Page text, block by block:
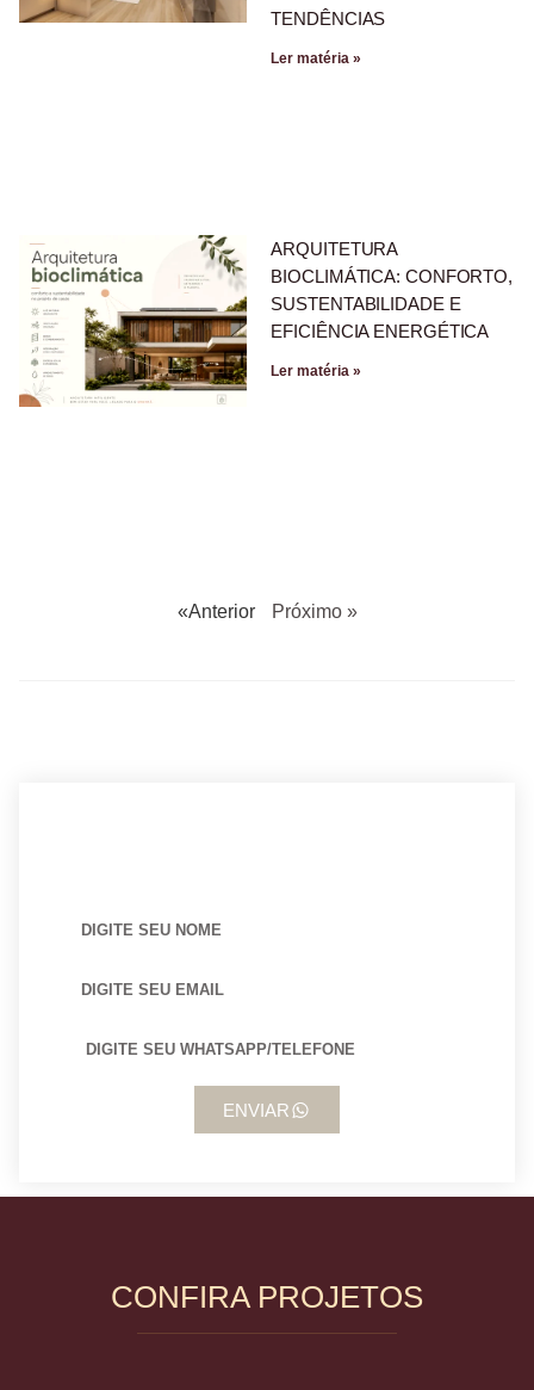
TENDÊNCIAS
Ler matéria »
ARQUITETURA
BIOCLIMÁTICA: CONFORTO,
SUSTENTABILIDADE E
EFICIÊNCIA ENERGÉTICA
Ler matéria »
«Anterior Próximo »
ENVIAR
CONFIRA PROJETOS